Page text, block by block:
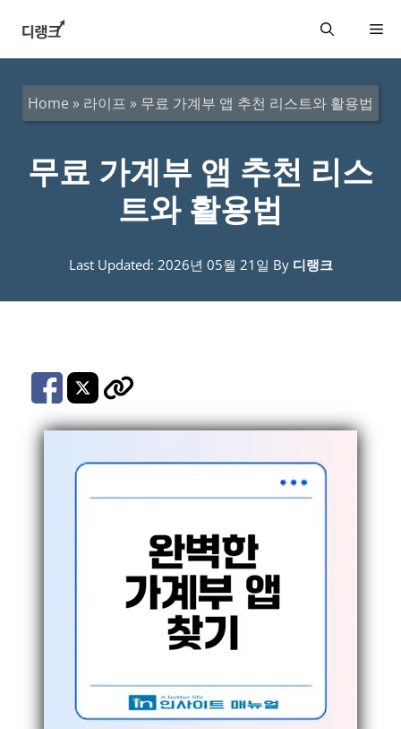
메
Home » 라이프 » 무료 가계부 앱 추천 리스트와 활용법
무료 가계부 앱 추천 리스
트와 활용법
Last Updated: 2026년 05월 21일 By 디랭크